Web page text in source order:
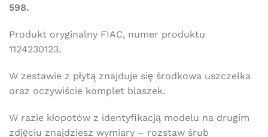
598.
Produkt oryginalny FIAC, numer produktu
1124230123.
W zestawie z płytą znajduje się środkowa uszczelka
oraz oczywiście komplet blaszek.
W razie kłopotów z identyfikacją modelu na drugim
zdjęciu znajdziesz wymiary – rozstaw śrub